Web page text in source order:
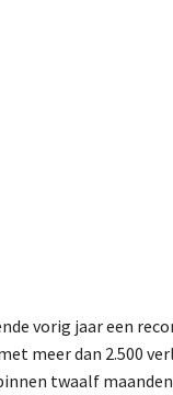
vorig jaar een
meer dan 2.500
twaalf